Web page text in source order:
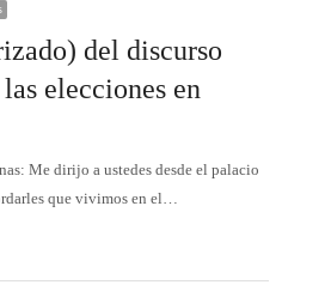
del discurso
elecciones en
Me dirijo a ustedes desde el palacio
que vivimos en el…